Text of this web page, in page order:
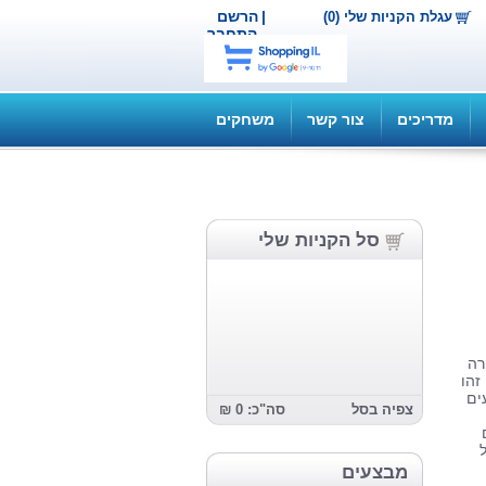
הרשם |
התחבר
עגלת הקניות שלי (0)
מדריכים צור קשר משחקים
סל הקניות שלי
צפיה בסל סה"כ: 0 ₪
מבצעים